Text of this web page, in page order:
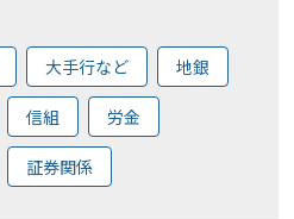
大手行など 地銀
信組 労金
証券関係